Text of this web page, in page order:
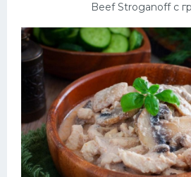
Beef Stroganoff с